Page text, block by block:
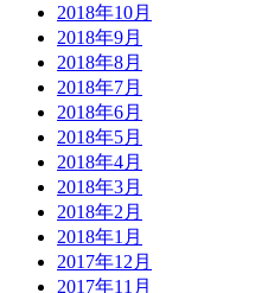
2018年10月
2018年9月
2018年8月
2018年7月
2018年6月
2018年5月
2018年4月
2018年3月
2018年2月
2018年1月
2017年12月
2017年11月